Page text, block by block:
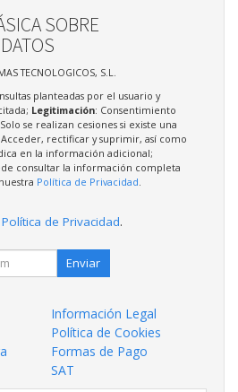
SOBRE
TECNOLOGICOS, S.L.
planteadas por el usuario y
Legitimación: Consentimiento
se realizan cesiones si existe una
Acceder, rectificar y suprimir, así como
en la información adicional;
consultar la información completa
Política de Privacidad.
Política de Privacidad.
Enviar
Información Legal
Política de Cookies
Formas de Pago
SAT